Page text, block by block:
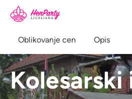
Kolesarski
Oblikovanje cen Opis